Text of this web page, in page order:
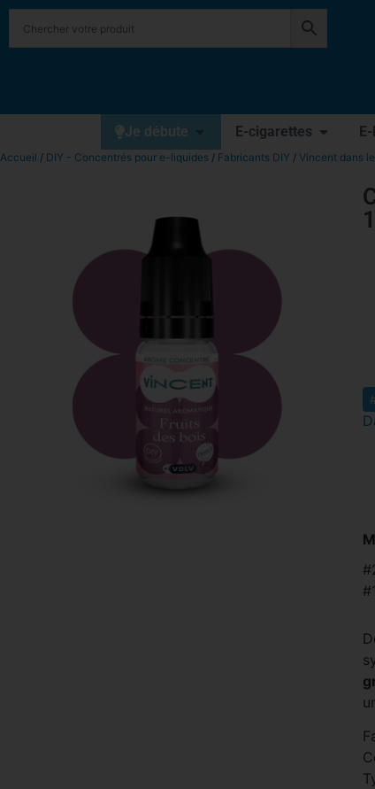
Je débute E-cigarettes
Accueil / DIY - Concentrés pour e-liquides / Fabricants DIY / Vincent dans